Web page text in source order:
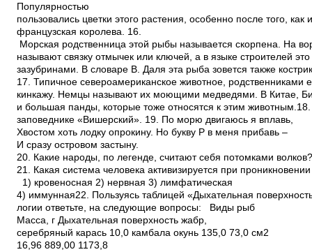
Популярностью
пользовались цветки этого растения, особенно после того, как
французская королева. 16.
Морская родственница этой рыбы называется скорпена. На
называют связку отмычек или ключей, а в языке строителей это
зазубринами. В словаре В. Даля эта рыба зовется также
17. Типичное североамериканское животное, родственниками
кинкажу. Немцы называют их моющими медведями. В Китае,
и большая панды, которые тоже относятся к этим
заповеднике «Вишерский». 19. По морю двигаюсь я вплавь,
Хвостом хоть лодку опрокину. Но букву Р в меня прибавь –
И сразу островом застыну.
20. Какие народы, по легенде, считают себя потомками
21. Какая система человека активизируется при
1) кровеносная 2) нервная 3) лимфатическая
4) иммунная22. Пользуясь таблицей «Дыхательная
логии ответьте, на следующие вопросы: Виды рыб
Масса, г Дыхательная поверхность жабр,
серебряный карась 10,0 камбала окунь 135,0 73,0 см2
16,96 889,00 1173,8